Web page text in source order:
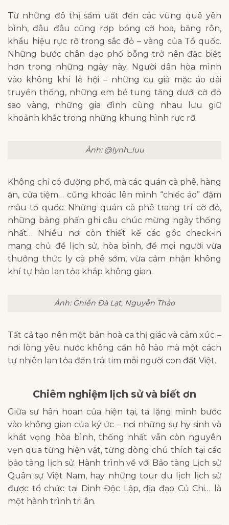
Từ những đô thị sầm uất đến các vùng quê yên
bình, đâu đâu cũng rợp bóng cờ hoa, băng rôn,
khẩu hiệu rực rỡ trong sắc đỏ – vàng của Tổ quốc.
Những bước chân dạo phố bỗng trở nên đặc biệt
hơn trong những ngày này. Người dân hòa mình
vào không khí lễ hội – những cụ già mặc áo dài
truyền thống, những em bé tung tăng dưới cờ đỏ
sao vàng, những gia đình cùng nhau lưu giữ
khoảnh khắc trong những khung hình rực rỡ.
Ảnh: @lynh_luu
Không chỉ có đường phố, mà các quán cà phê, hàng
ăn, cửa tiệm… cũng khoác lên mình “chiếc áo” đậm
màu tổ quốc. Những quán cà phê trang trí cờ đỏ,
những bảng phấn ghi câu chúc mừng ngày thống
nhất… Nhiều nơi còn thiết kế các góc check-in
mang chủ đề lịch sử, hòa bình, để mọi người vừa
thưởng thức ly cà phê sớm, vừa cảm nhận không
khí tự hào lan tỏa khắp không gian.
Ảnh: Ghiền Đà Lạt, Nguyễn Thảo
Tất cả tạo nên một bản hoà ca thị giác và cảm xúc –
nơi lòng yêu nước không cần hô hào mà một cách
tự nhiên lan tỏa đến trái tim mỗi người con đất Việt.
Chiêm nghiệm lịch sử và biết ơn
Giữa sự hân hoan của hiện tại, ta lặng mình bước
vào không gian của ký ức – nơi những sự hy sinh và
khát vọng hòa bình, thống nhất vẫn còn nguyên
vẹn qua từng hiện vật, từng dòng chú thích tại các
bảo tàng lịch sử. Hành trình về với Bảo tàng Lịch sử
Quân sự Việt Nam, hay những tour du lịch lịch sử
được tổ chức tại Dinh Độc Lập, địa đạo Củ Chi… là
một hành trình tri ân.